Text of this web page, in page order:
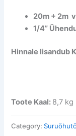
20m + 2m
1/4”
Hinnale lisandub
Toote Kaal: 8,7 kg
Category: